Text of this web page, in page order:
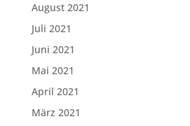
August 2021
Juli 2021
Juni 2021
Mai 2021
April 2021
März 2021